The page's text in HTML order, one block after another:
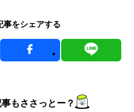
事をシェアする
もささっとー？